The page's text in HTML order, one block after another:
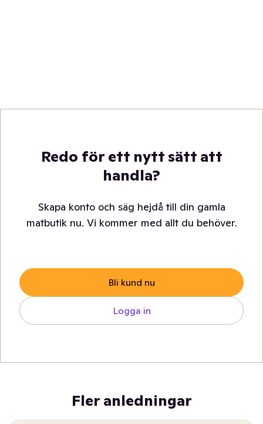
Redo för ett nytt sätt att
handla?
Skapa konto och säg hejdå till din gamla
matbutik nu. Vi kommer med allt du behöver.
Bli kund nu
Logga in
Fler anledningar